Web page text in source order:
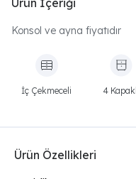
Ürün İçeriği
Konsol ve ayna fiyatıdır
İç Çekmeceli 4
Ürün Özellikleri